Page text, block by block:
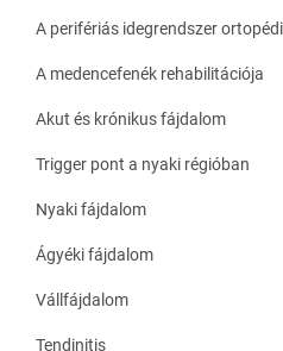
A perifériás idegrendszer
A medencefenék rehabilitációja
Akut és krónikus fájdalom
Trigger pont a nyaki régióban
Nyaki fájdalom
Ágyéki fájdalom
Vállfájdalom
Tendinitis